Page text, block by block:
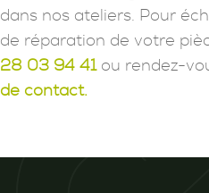
dans nos ateliers. Pour
de réparation de votre
28 03 94 41ou rendez-
de contact.